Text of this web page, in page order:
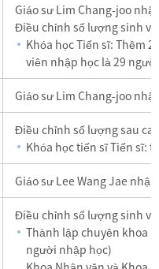
Giáo sư Lim Chang-joo
Điều chỉnh số lượng sinh
Khóa học Tiến sĩ: Thêm
viên nhập học là 29
Giáo sư Lim Chang-joo
Điều chỉnh số lượng sau
Khóa học tiến sĩ Tiến sĩ:
Giáo sư Lee Wang Jae
Điều chỉnh số lượng sinh
Thành lập chuyên khoa
người nhập học)